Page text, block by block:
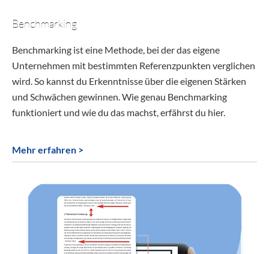
Benchmarking
Benchmarking ist eine Methode, bei der das eigene
Unternehmen mit bestimmten Referenzpunkten verglichen
wird. So kannst du Erkenntnisse über die eigenen Stärken
und Schwächen gewinnen. Wie genau Benchmarking
funktioniert und wie du das machst, erfährst du hier.
Mehr erfahren >